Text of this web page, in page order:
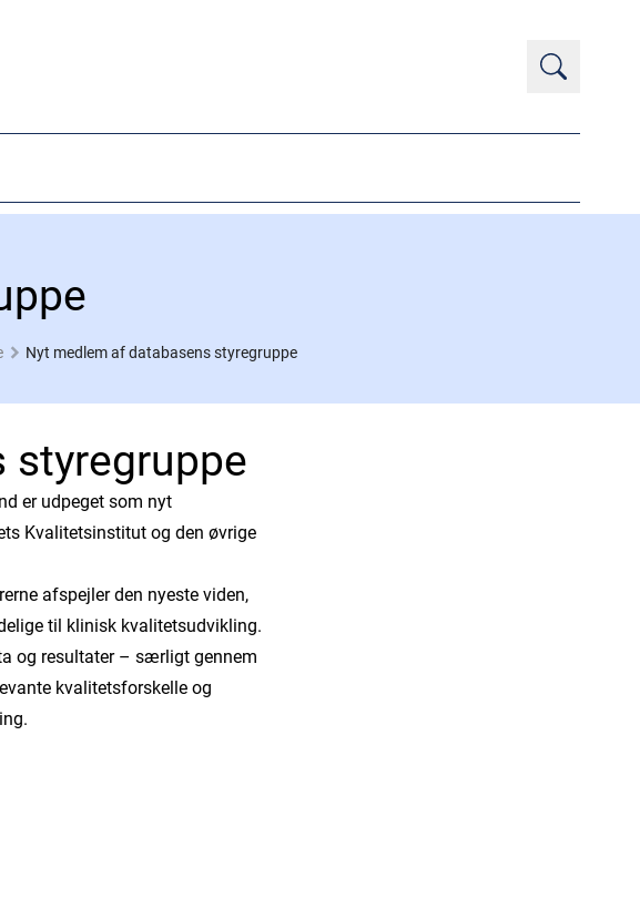
Nyt medlem af databasens styregruppe
styregruppe
er udpeget som nyt
Kvalitetsinstitut og den øvrige
afspejler den nyeste viden,
til klinisk kvalitetsudvikling.
og resultater – særligt gennem
kvalitetsforskelle og